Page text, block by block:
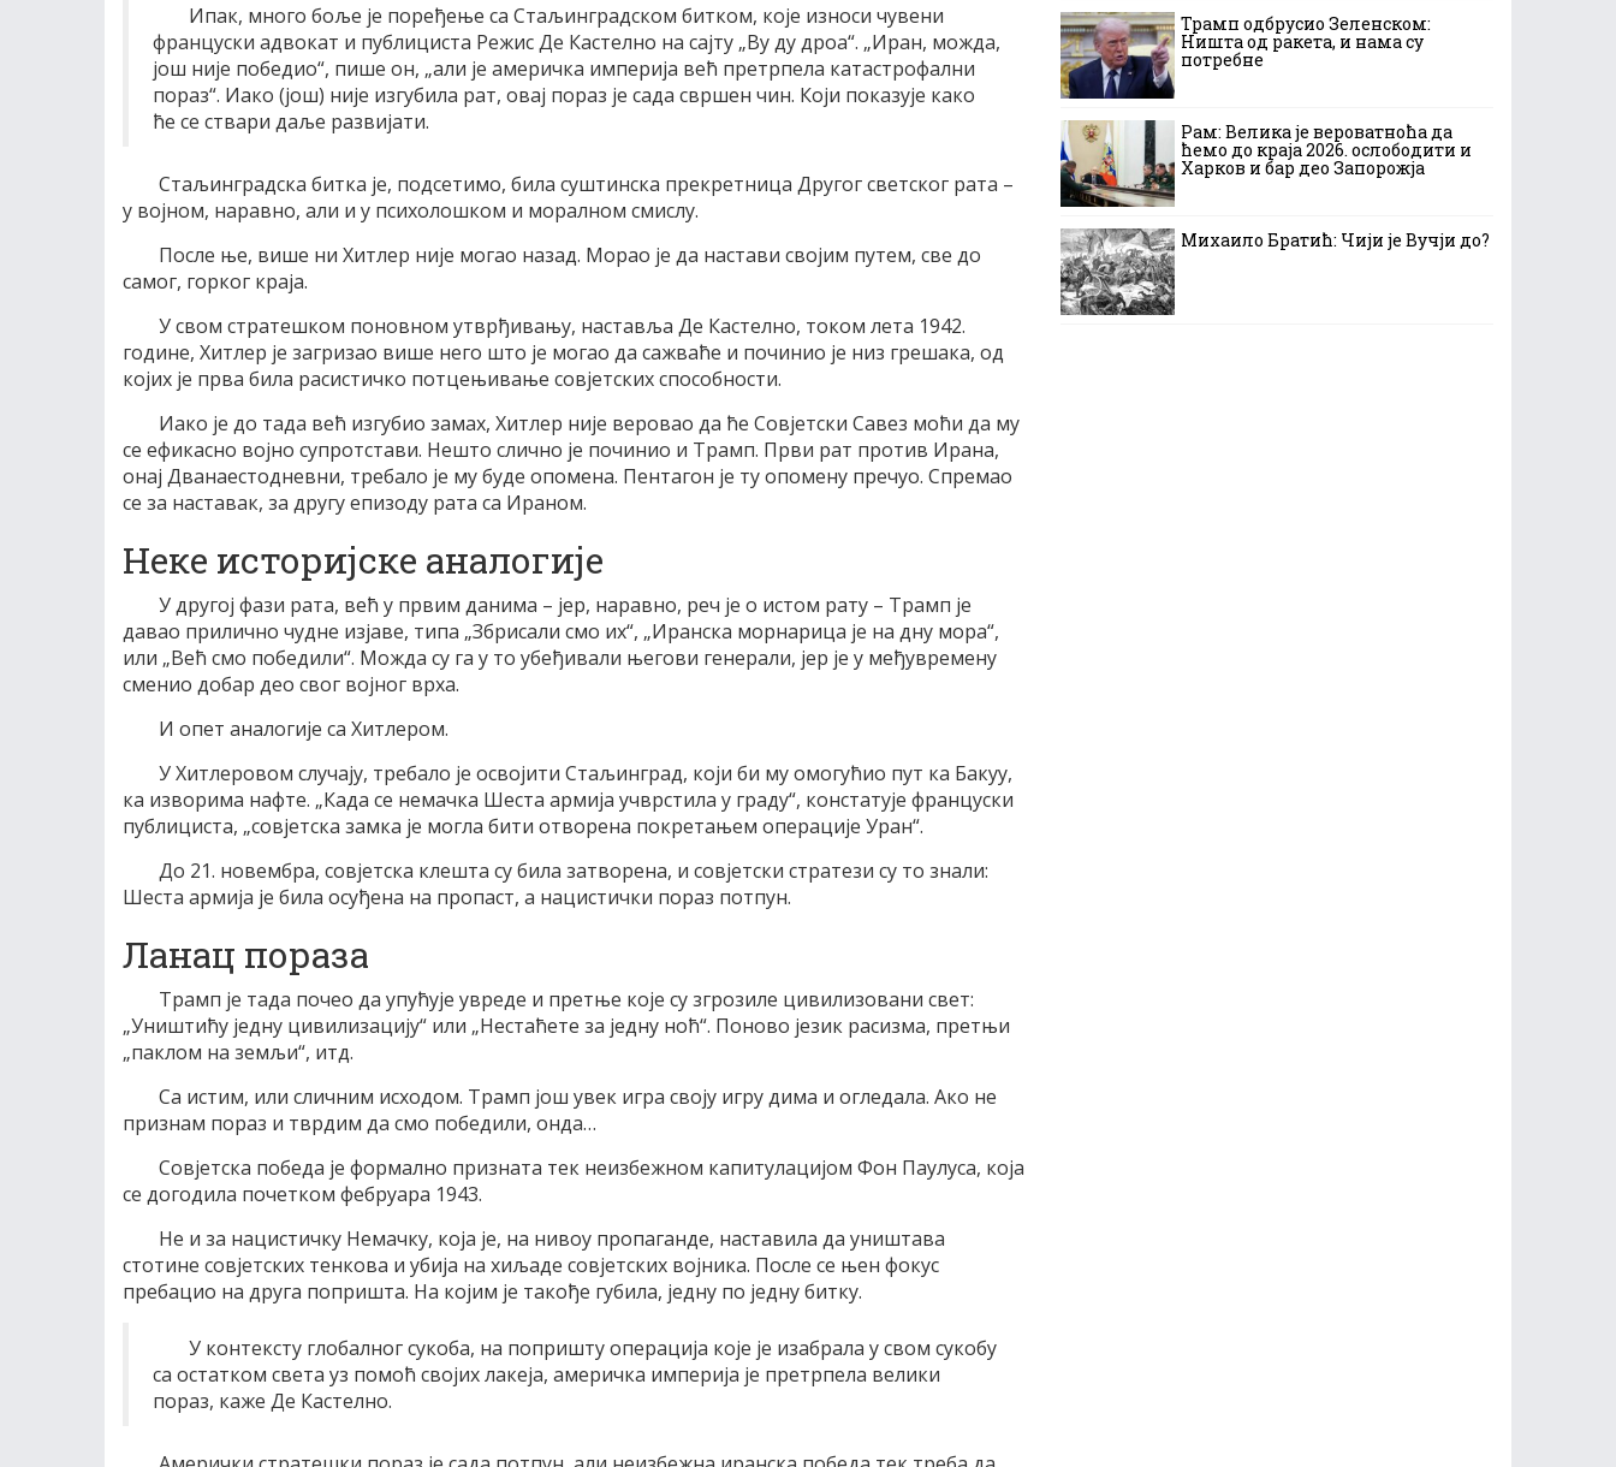
Ипак, много боље је поређење са Стаљинградском битком, које износи чувени
француски адвокат и публициста Режис Де Кастелно на сајту „Ву ду дроа“. „Иран, можда,
још није победио“, пише он, „али је америчка империја већ претрпела катастрофални
пораз“. Иако (још) није изгубила рат, овај пораз је сада свршен чин. Који показује како
ће се ствари даље развијати.
Стаљинградска битка је, подсетимо, била суштинска прекретница Другог светског рата –
у војном, наравно, али и у психолошком и моралном смислу.
После ње, више ни Хитлер није могао назад. Морао је да настави својим путем, све до
самог, горког краја.
У свом стратешком поновном утврђивању, наставља Де Кастелно, током лета 1942.
године, Хитлер је загризао више него што је могао да сажваће и починио је низ грешака, од
којих је прва била расистичко потцењивање совјетских способности.
Иако је до тада већ изгубио замах, Хитлер није веровао да ће Совјетски Савез моћи да му
се ефикасно војно супротстави. Нешто слично је починио и Трамп. Први рат против Ирана,
онај Дванаестодневни, требало је му буде опомена. Пентагон је ту опомену пречуо. Спремао
се за наставак, за другу епизоду рата са Ираном.
Неке историјске аналогије
У другој фази рата, већ у првим данима – јер, наравно, реч је о истом рату – Трамп је
давао прилично чудне изјаве, типа „Збрисали смо их“, „Иранска морнарица је на дну мора“,
или „Већ смо победили“. Можда су га у то убеђивали његови генерали, јер је у међувремену
сменио добар део свог војног врха.
И опет аналогије са Хитлером.
У Хитлеровом случају, требало је освојити Стаљинград, који би му омогућио пут ка Бакуу,
ка изворима нафте. „Када се немачка Шеста армија учврстила у граду“, констатује француски
публициста, „совјетска замка је могла бити отворена покретањем операције Уран“.
До 21. новембра, совјетска клешта су била затворена, и совјетски стратези су то знали:
Шеста армија је била осуђена на пропаст, а нацистички пораз потпун.
Ланац пораза
Трамп је тада почео да упућује увреде и претње које су згрозиле цивилизовани свет:
„Уништићу једну цивилизацију“ или „Нестаћете за једну ноћ“. Поново језик расизма, претњи
„паклом на земљи“, итд.
Са истим, или сличним исходом. Трамп још увек игра своју игру дима и огледала. Ако не
признам пораз и тврдим да смо победили, онда…
Совјетска победа је формално призната тек неизбежном капитулацијом Фон Паулуса, која
се догодила почетком фебруара 1943.
Не и за нацистичку Немачку, која је, на нивоу пропаганде, наставила да уништава
стотине совјетских тенкова и убија на хиљаде совјетских војника. После се њен фокус
пребацио на друга попришта. На којим је такође губила, једну по једну битку.
У контексту глобалног сукоба, на попришту операција које је изабрала у свом сукобу
са остатком света уз помоћ својих лакеја, америчка империја је претрпела велики
пораз, каже Де Кастелно.
Трамп одбрусио Зеленском:
Ништа од ракета, и нама су
потребне
Рам: Велика је вероватноћа да
ћемо до краја 2026. ослободити и
Харков и бар део Запорожја
Михаило Братић: Чији је Вучји до?